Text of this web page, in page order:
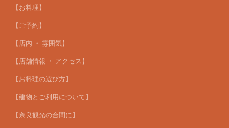
【お料理】
【ご予約】
【店内 ・ 雰囲気】
【店舗情報 ・ アクセス】
【お料理の選び方】
【建物とご利用について】
【奈良観光の合間に】